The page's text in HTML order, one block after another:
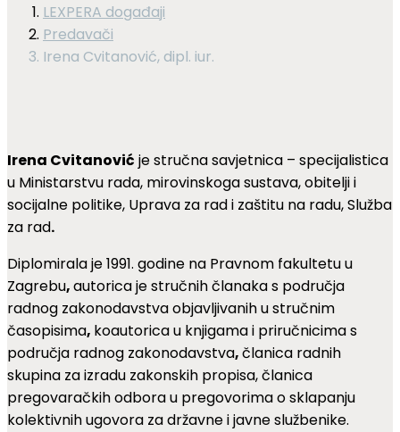
LEXPERA događaji
Predavači
Irena Cvitanović, dipl. iur.
Irena Cvitanović je stručna savjetnica – specijalistica
u Ministarstvu rada, mirovinskoga sustava, obitelji i
socijalne politike, Uprava za rad i zaštitu na radu, Služba
za rad.
Diplomirala je 1991. godine na Pravnom fakultetu u
Zagrebu,autorica je stručnih članaka s područja
radnog zakonodavstva objavljivanih u stručnim
časopisima, koautorica u knjigama i priručnicima s
područja radnog zakonodavstva,članica radnih
skupina za izradu zakonskih propisa, članica
pregovaračkih odbora u pregovorima o sklapanju
kolektivnih ugovora za državne i javne službenike.